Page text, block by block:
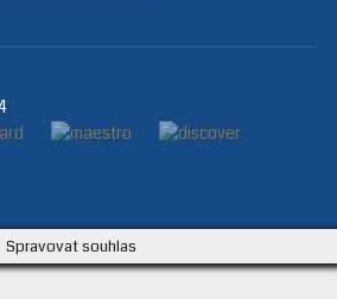
Spravovat souhlas